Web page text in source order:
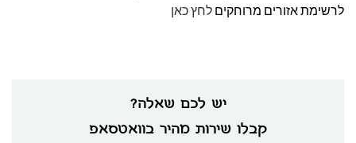
יש לכם שאלה?
קבלו שירות מהיר בוואטסאפ
לרשימת אזורים מרוחקים לחץ כאן